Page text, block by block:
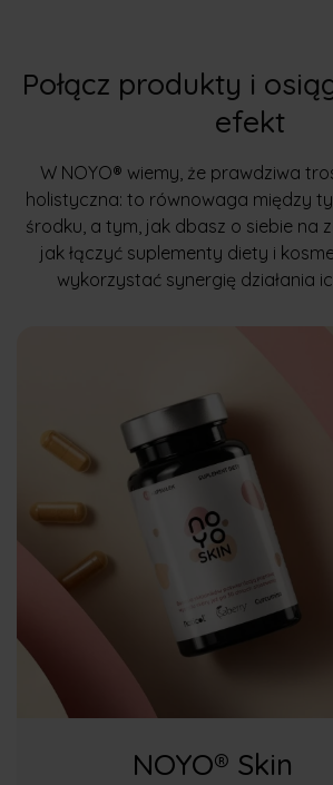
Połącz produkty i
efekt
W NOYO® wiemy, że prawdziwa
holistyczna: to równowaga między
środku, a tym, jak dbasz o siebie na
jak łączyć suplementy diety i
wykorzystać synergię działania
NOYO® Skin